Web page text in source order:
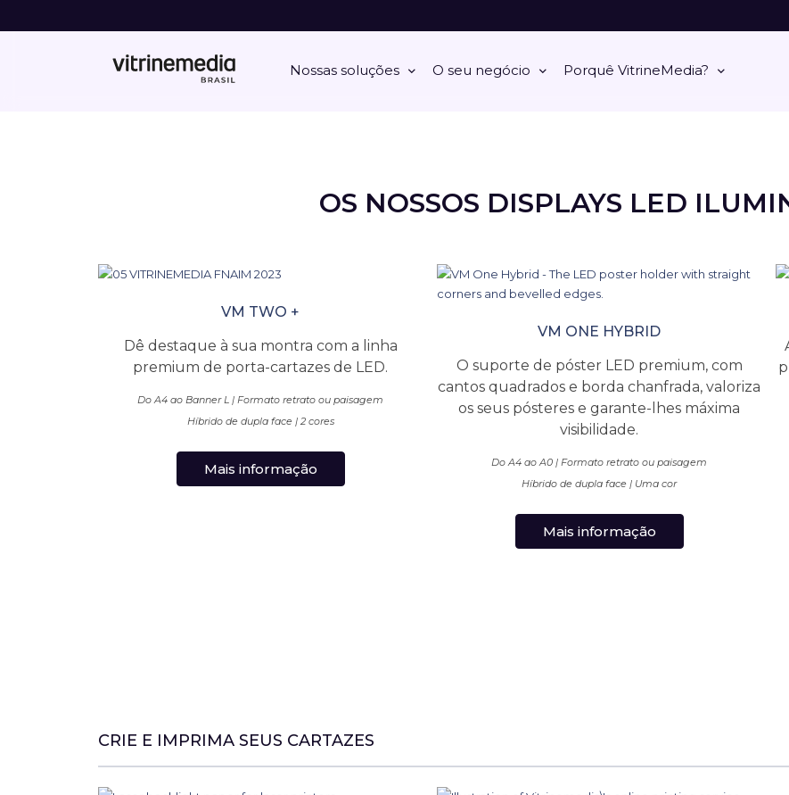
Nossas soluções O seu negócio Porquê VitrineMedia?
OS NOSSOS DISPLAYS LED
VM TWO +
Dê destaque à sua montra com a linha
premium de porta-cartazes de LED.
Do A4 ao Banner L | Formato retrato ou paisagem
Híbrido de dupla face | 2 cores
Mais informação
VM ONE HYBRID
O suporte de póster LED premium, com
cantos quadrados e borda chanfrada, valoriza
os seus pósteres e garante-lhes máxima
visibilidade.
Do A4 ao A0 | Formato retrato ou paisagem
Híbrido de dupla face | Uma cor
Mais informação
CRIE E IMPRIMA SEUS CARTAZES